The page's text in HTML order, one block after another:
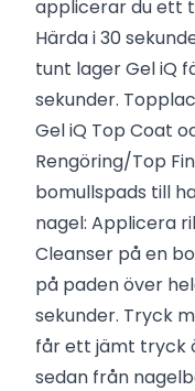
applicerar du ett
Härda i 30
tunt lager Gel iQ
sekunder.
Gel iQ Top Coat
Rengöring/Top
bomullspads till
nagel: Applicera
Cleanser på en
på paden över
sekunder. Tryck
får ett jämt tryck
sedan från